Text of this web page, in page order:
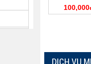
DICH VỤ